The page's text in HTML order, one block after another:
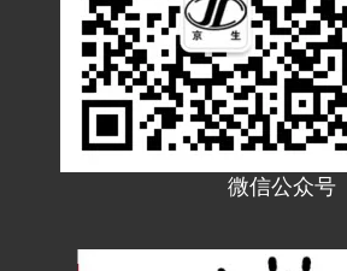
微信公众号